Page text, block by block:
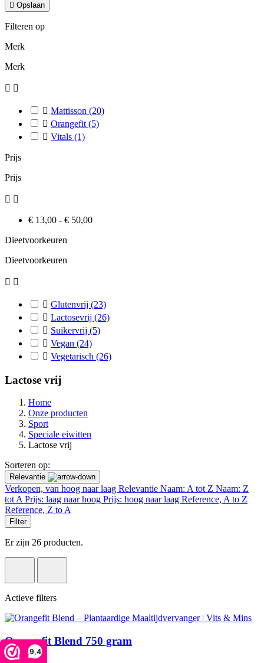
9,4
 Opslaan
Filteren op
Merk
Merk
 
 Mattisson (20)
 Orangefit (5)
 Vitals (1)
Prijs
Prijs
 
€ 13,00 - € 50,00
Dieetvoorkeuren
Dieetvoorkeuren
 
 Glutenvrij (23)
 Lactosevrij (26)
 Suikervrij (5)
 Vegan (24)
 Vegetarisch (26)
Lactose vrij
Home
Onze producten
Sport
Speciale eiwitten
Lactose vrij
Sorteren op:
Relevantie
Verkopen, van hoog naar laag Relevantie Naam: A tot Z Naam: Z
tot APrijs: laag naar hoog Prijs: hoog naar laag Reference, A to Z
Reference, Z to A
Filter
Er zijn 26 producten.
Actieve filters
Orangefit Blend 750 gram